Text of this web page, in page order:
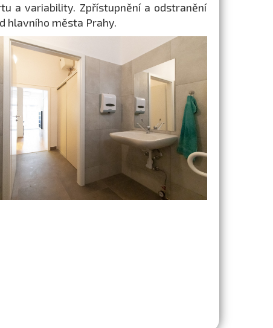
a variability. Zpřístupnění a odstranění
hlavního města Prahy.